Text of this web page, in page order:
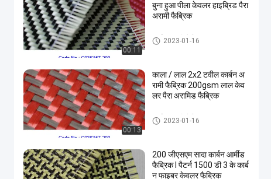
00:11
बुना हुआ पीला केवलर हाइब्रिड पैरा
अरामी फैब्रिक
कार्बन अरामी फैब्रिक
2023-01-16
00:13
काला / लाल 2x2 टवील कार्बन अ
रामी फैब्रिक 200gsm लाल केव
लर पैरा अरामिड फैब्रिक
कार्बन अरामी फैब्रिक
2023-01-16
200 जीएसएम सादा कार्बन आर्मीड
फैब्रिक I पैटर्न 1500 डी 3 के कार्ब
न फाइबर केवलर फैब्रिक